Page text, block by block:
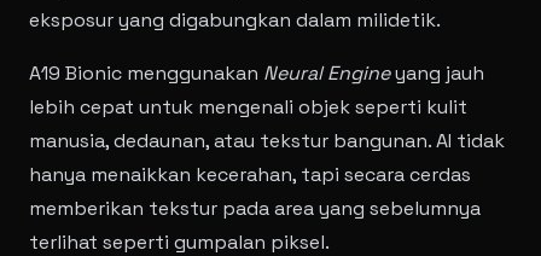
eksposur yang digabungkan dalam milidetik.
A19 Bionic menggunakan Neural Engineyang jauh
lebih cepat untuk mengenali objek seperti kulit
manusia, dedaunan, atau tekstur bangunan. AI tidak
hanya menaikkan kecerahan, tapi secara cerdas
memberikan tekstur pada area yang sebelumnya
terlihat seperti gumpalan piksel.